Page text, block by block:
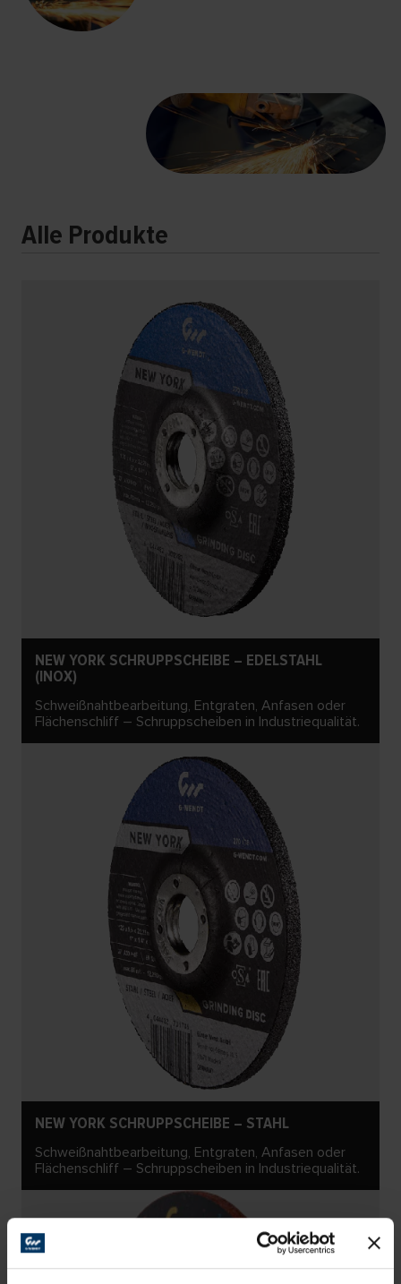
Alle Produkte
NEW YORK SCHRUPPSCHEIBE – EDELSTAHL
(INOX)
Schweißnahtbearbeitung, Entgraten, Anfasen oder
Flächenschliff – Schruppscheiben in Industriequalität.
NEW YORK SCHRUPPSCHEIBE – STAHL
Schweißnahtbearbeitung, Entgraten, Anfasen oder
Flächenschliff – Schruppscheiben in Industriequalität.